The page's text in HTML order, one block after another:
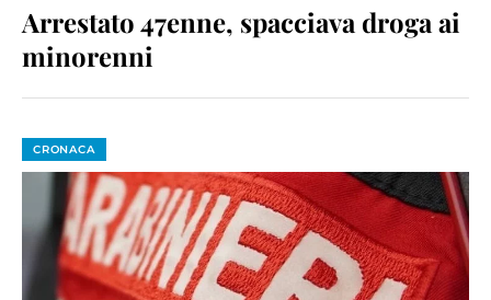
Arrestato 47enne, spacciava droga ai
minorenni
CRONACA